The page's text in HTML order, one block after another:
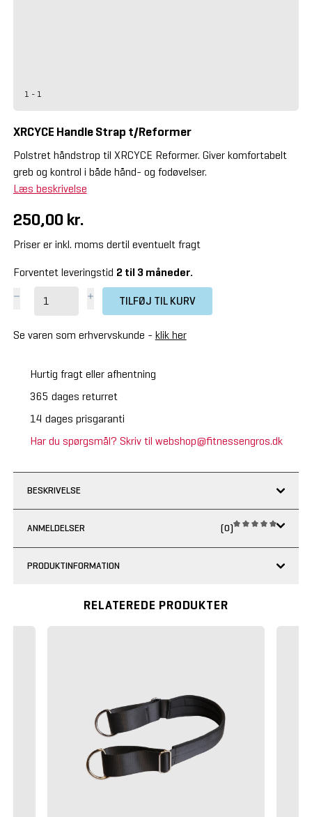
1 - 1
XRCYCE Handle Strap t/Reformer
Polstret håndstrop til XRCYCE Reformer. Giver komfortabelt
greb og kontrol i både hånd- og fodøvelser.
Læs beskrivelse
250,00 kr.
Priser er inkl. moms dertil eventuelt fragt
Forventet leveringstid 2 til 3 måneder.
TILFØJ TIL KURV
Se varen som erhvervskunde - klik her
Hurtig fragt eller afhentning
365 dages returret
14 dages prisgaranti
Har du spørgsmål? Skriv til webshop@fitnessengros.dk
BESKRIVELSE
ANMELDELSER (0)
PRODUKTINFORMATION
RELATEREDE PRODUKTER